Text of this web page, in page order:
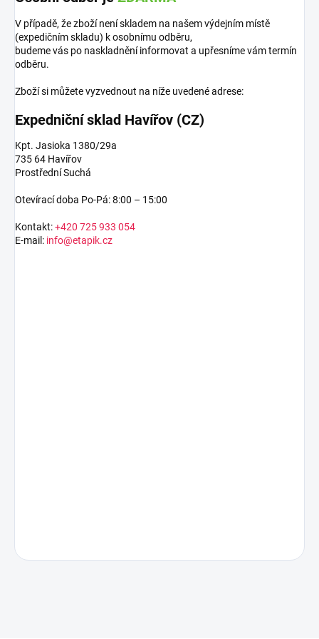
V případě, že zboží není skladem na našem výdejním místě
(expedičním skladu) k osobnímu odběru,
budeme vás po naskladnění informovat a upřesníme vám termín
odběru.
Zboží si můžete vyzvednout na níže uvedené adrese:
Expedniční sklad Havířov (CZ)
Kpt. Jasioka 1380/29a
735 64 Havířov
Prostřední Suchá
Otevírací doba Po-Pá: 8:00 – 15:00
Kontakt:+420 725 933 054
E-mail: info@etapik.cz